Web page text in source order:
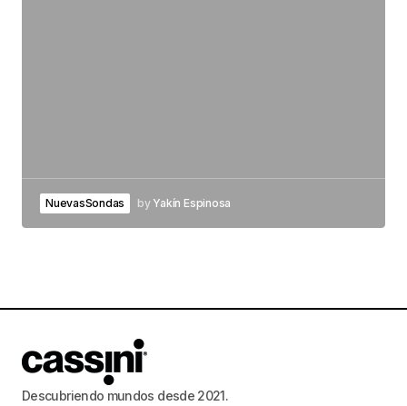
NuevasSondas by Yakín Espinosa
Descubriendo mundos desde 2021.